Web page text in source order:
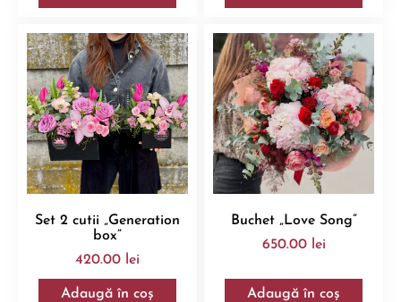
Set 2 cutii „Generation
box”
420.00 lei
Adaugă în coș
Buchet „Love Song”
650.00 lei
Adaugă în coș